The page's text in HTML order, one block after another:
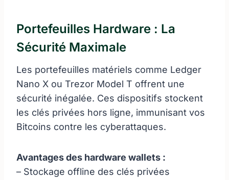
Portefeuilles Hardware : La
Sécurité Maximale
Les portefeuilles matériels comme Ledger
Nano X ou Trezor Model T offrent une
sécurité inégalée. Ces dispositifs stockent
les clés privées hors ligne, immunisant vos
Bitcoins contre les cyberattaques.
Avantages des hardware wallets :
– Stockage offline des clés privées